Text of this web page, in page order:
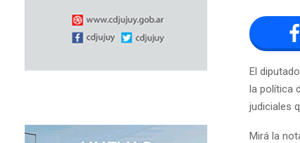
El
la política
judiciales
Mirá la